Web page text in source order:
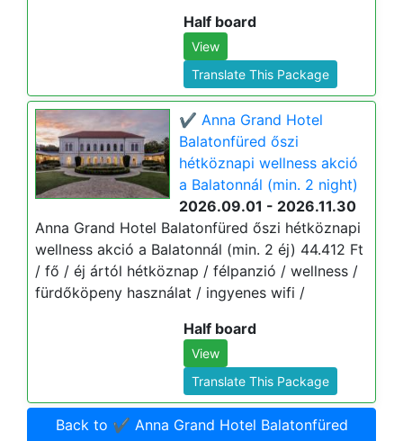
Half board
View
Translate This Package
✔️ Anna Grand Hotel
Balatonfüred őszi
hétköznapi wellness akció
a Balatonnál (min. 2 night)
2026.09.01 - 2026.11.30
Anna Grand Hotel Balatonfüred őszi hétköznapi
wellness akció a Balatonnál (min. 2 éj) 44.412 Ft
/ fő / éj ártól hétköznap / félpanzió / wellness /
fürdőköpeny használat / ingyenes wifi /
Half board
View
Translate This Package
Back to ✔️ Anna Grand Hotel Balatonfüred